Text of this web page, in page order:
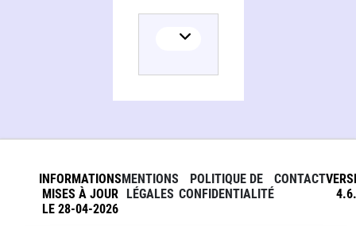
INFORMATIONS
MISES À JOUR
LE 28-04-2026
MENTIONS
LÉGALES
POLITIQUE DE
CONFIDENTIALITÉ
CONTACT